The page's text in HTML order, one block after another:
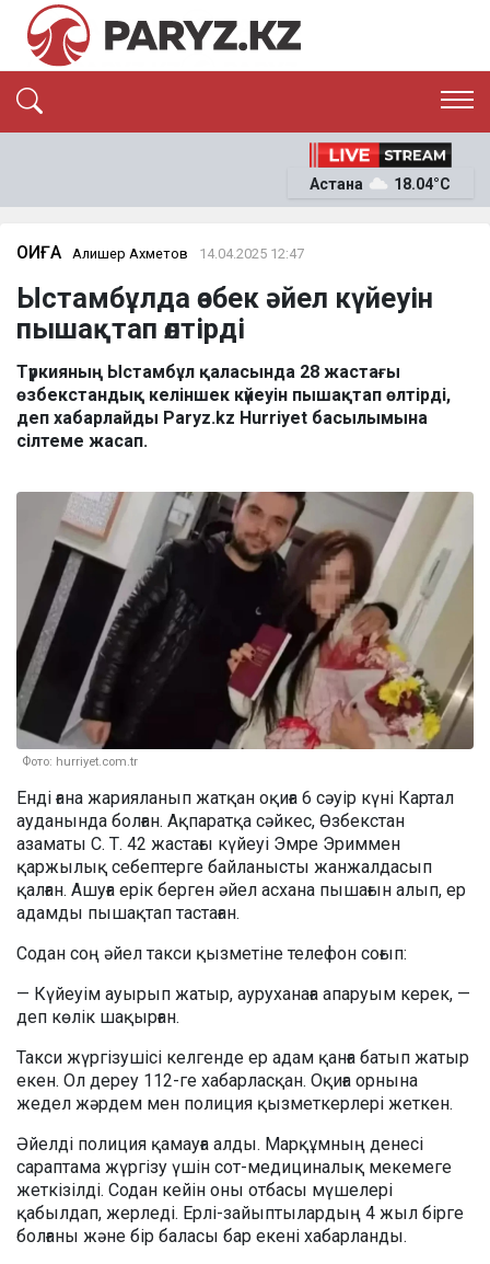
ЭКОНОМИКА
ОҚИҒА
News
Астана 18.04°C
ОҚИҒА Алишер Ахметов 14.04.2025 12:47
Ыстамбұлда өзбек әйел күйеуін
пышақтап өлтірді
Түркияның Ыстамбұл қаласында 28 жастағы
өзбекстандық келіншек күйеуін пышақтап өлтірді,
деп хабарлайды Paryz.kz Hurriyet басылымына
сілтеме жасап.
Фото: hurriyet.com.tr
Енді ғана жарияланып жатқан оқиға 6 сәуір күні Картал
ауданында болған. Ақпаратқа сәйкес, Өзбекстан
азаматы С. Т. 42 жастағы күйеуі Эмре Эриммен
қаржылық себептерге байланысты жанжалдасып
қалған. Ашуға ерік берген әйел асхана пышағын алып, ер
адамды пышақтап тастаған.
Содан соң әйел такси қызметіне телефон соғып:
— Күйеуім ауырып жатыр, ауруханаға апаруым керек, —
деп көлік шақырған.
Такси жүргізушісі келгенде ер адам қанға батып жатыр
екен. Ол дереу 112-ге хабарласқан. Оқиға орнына
жедел жәрдем мен полиция қызметкерлері жеткен.
Әйелді полиция қамауға алды. Марқұмның денесі
сараптама жүргізу үшін сот-медициналық мекемеге
жеткізілді. Содан кейін оны отбасы мүшелері
қабылдап, жерледі. Ерлі-зайыптылардың 4 жыл бірге
болғаны және бір баласы бар екені хабарланды.